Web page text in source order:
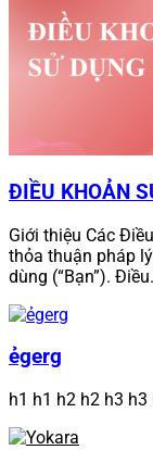
ĐIỀU KHOẢN
Giới thiệu Các
thỏa thuận pháp
dùng (“Bạn”).
ẻgerg
h1 h1 h2 h2 h3